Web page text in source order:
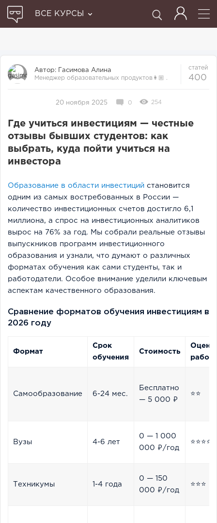
ВСЕ КУРСЫ
Автор: Гасимова Алина
Менеджер образовательных продуктов👩🏼‍ .
статей
400
20 ноября 2025 0 254
Где учиться инвестициям — честные
отзывы бывших студентов: как
выбрать, куда пойти учиться на
инвестора
Образование в области инвестиций становится
одним из самых востребованных в России —
количество инвестиционных счетов достигло 6,1
миллиона, а спрос на инвестиционных аналитиков
вырос на 76% за год. Мы собрали реальные отзывы
выпускников программ инвестиционного
образования и узнали, что думают о различных
форматах обучения как сами студенты, так и
работодатели. Особое внимание уделили ключевым
аспектам качественного образования.
Сравнение форматов обучения инвестициям в
2026 году
Формат
Срок
обучения
Стоимость
Самообразование 6-24 мес.
Бесплатно
— 5 000 ₽
⭐⭐
Вузы 4-6 лет
0 — 1 000
000 ₽/год
⭐⭐⭐⭐⭐
Техникумы 1-4 года
0 — 150
000 ₽/год
⭐⭐⭐